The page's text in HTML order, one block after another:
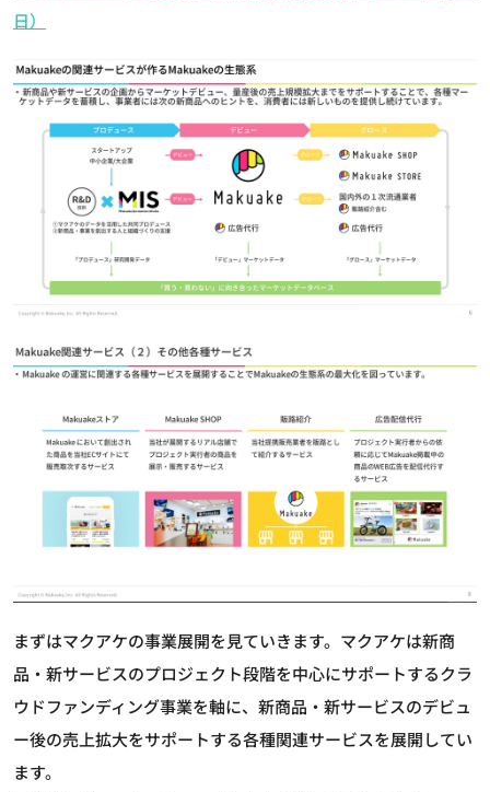
日）
まずはマクアケの事業展開を見ていきます。マクアケは新商
品・新サービスのプロジェクト段階を中心にサポートするクラ
ウドファンディング事業を軸に、新商品・新サービスのデビュ
ー後の売上拡大をサポートする各種関連サービスを展開してい
ます。